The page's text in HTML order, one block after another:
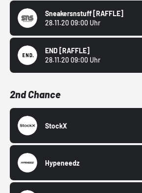
Sneakersnstuff [RAFFLE]
28.11.20 09:00 Uhr
END [RAFFLE]
28.11.20 09:00 Uhr
2nd Chance
StockX
Hypeneedz